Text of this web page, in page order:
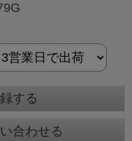
する
合わせる